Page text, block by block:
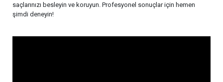
saçlarınızı besleyin ve koruyun. Profesyonel sonuçlar için hemen
şimdi deneyin!